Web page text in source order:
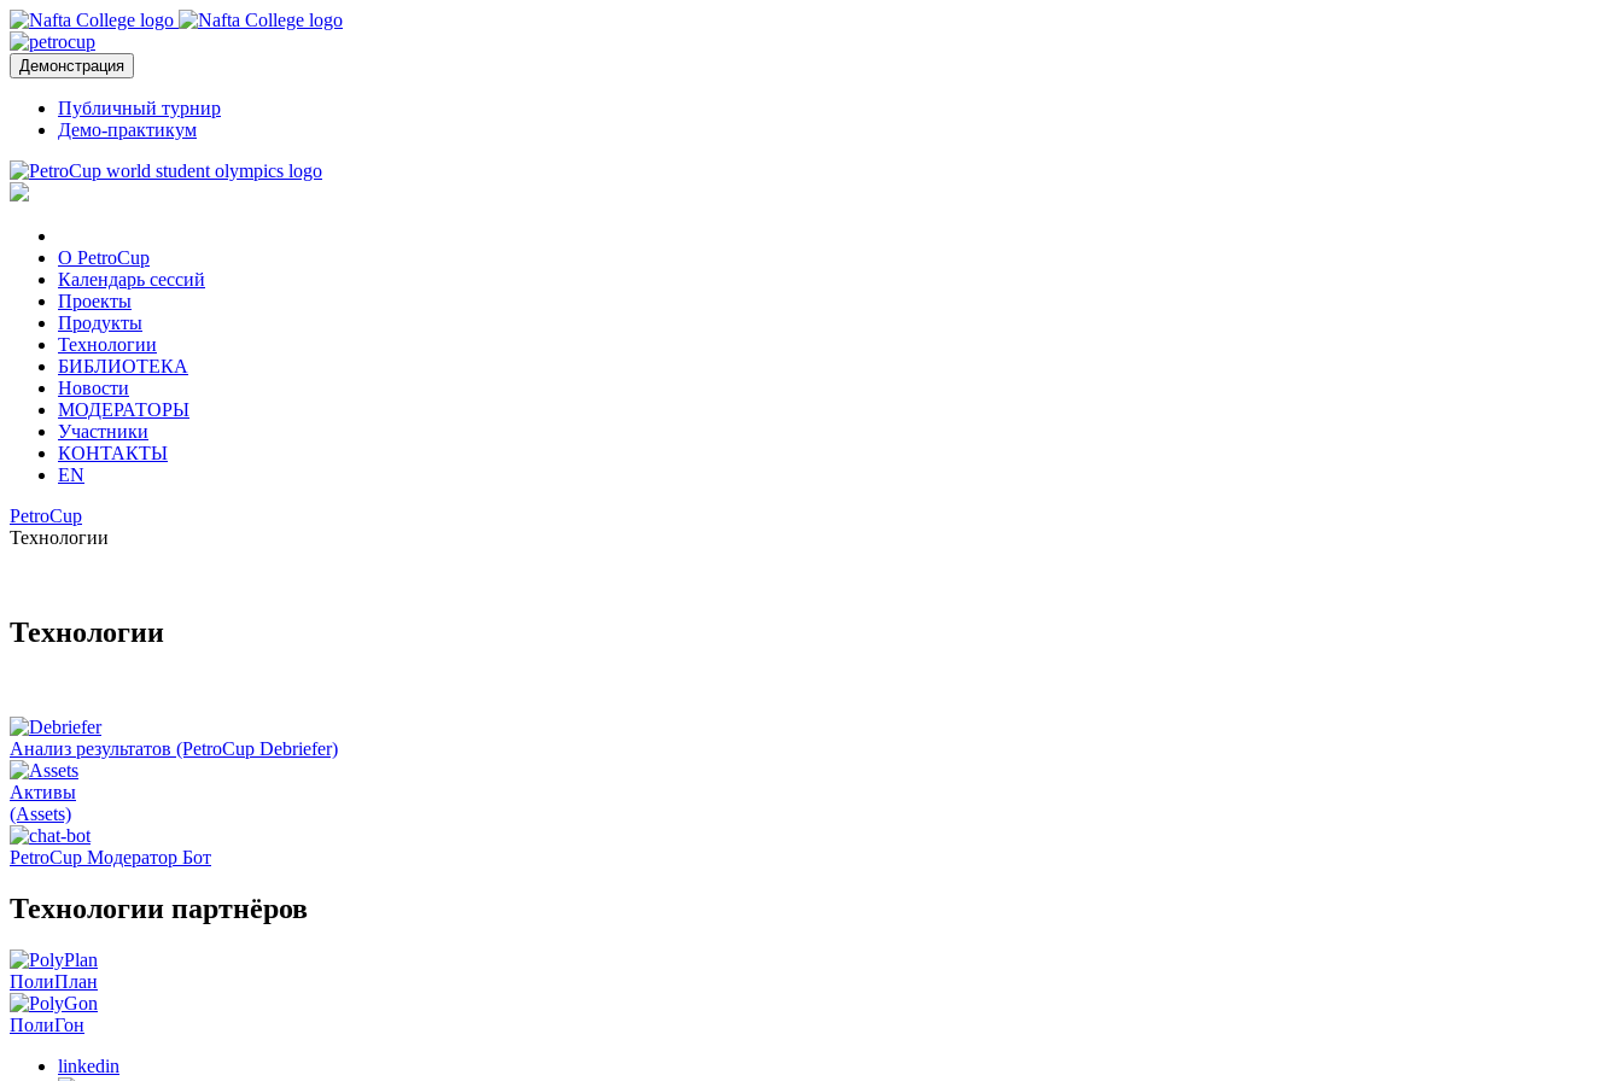
Демонстрация
Публичный турнир
Демо-практикум
О PetroCup
Календарь сессий
Проекты
Продукты
Технологии
БИБЛИОТЕКА
Новости
МОДЕРАТОРЫ
Участники
КОНТАКТЫ
EN
PetroCup
Технологии
Технологии
Анализ результатов (PetroCup Debriefer)
Активы
(Assets)
PetroCup Модератор Бот
Технологии партнёров
ПолиПлан
ПолиГон
linkedin